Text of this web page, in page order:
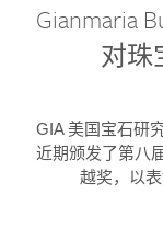
Gianmaria
对珠
GIA 美国宝石研
近期颁发了第八
越奖，以